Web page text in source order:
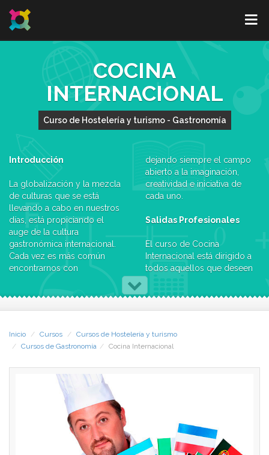
COCINA
INTERNACIONAL
Curso de Hostelería y turismo - Gastronomía
Introducción
La globalización y la mezcla
de culturas que se está
llevando a cabo en nuestros
días, está propiciando el
auge de la cultura
gastronómica internacional.
Cada vez es más común
encontrarnos con
establecimientos de
restauración que ofrecen
establecen a lo largo de
todo el estudio un repertorio
manipulaciones de las
cocinas internacionales más
usuales de los alimentos. Se
trata de dominar unas
dejando siempre el campo
abierto a la imaginación,
creatividad e iniciativa de
cada uno.
Salidas Profesionales
El curso de Cocina
Internacional está dirigido a
todos aquellos que deseen
adquirir, mejorar y actualizar
su formación en este sector
trabajo como cocinero, chef,
diploma de CURSO DE
COCINA INTERNACIONAL
por la Escuela Superior de
Inicio Cursos
Cursos de Hostelería y turismo
Cursos de Gastronomía
Cocina Internacional